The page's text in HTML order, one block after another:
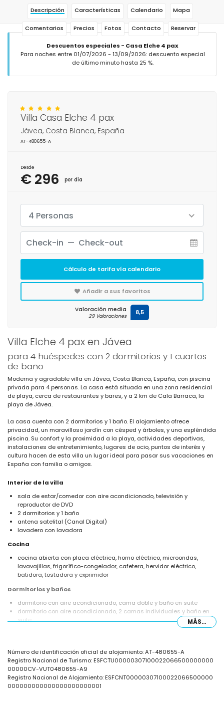
Descripción Características Calendario Mapa
Comentarios Precios Fotos Contacto Reservar
Descuentos especiales - Casa Elche 4 pax
Para noches entre 01/07/2026 - 13/09/2026: descuento especial
de último minuto hasta 25 %.
Villa Elche 4 pax en Jávea
para 4 huéspedes con 2 dormitorios y 1 cuartos
de baño
Moderna y agradable villa en Jávea, Costa Blanca, España, con piscina
privada para 4 personas. La casa está situada en una zona residencial
de playa, cerca de restaurantes y bares, y a 2 km de Cala Barraca, la
playa de Jávea.
La casa cuenta con 2 dormitorios y 1 baño. El alojamiento ofrece
privacidad, un maravilloso jardín con césped y árboles, y una espléndida
piscina. Su confort y la proximidad a la playa, actividades deportivas,
instalaciones de entretenimiento, lugares de ocio, puntos de interés y
cultura hacen de esta villa un lugar ideal para pasar sus vacaciones en
España con familia o amigos.
Interior de la villa
sala de estar/comedor con aire acondicionado, televisión y
reproductor de DVD
2 dormitorios y 1 baño
antena satelital (Canal Digital)
lavadero con lavadora
Cocina
cocina abierta con placa eléctrica, horno eléctrico, microondas,
lavavajillas, frigorífico-congelador, cafetera, hervidor eléctrico,
batidora, tostadora y exprimidor
Dormitorios y baños
dormitorio con aire acondicionado, cama doble y baño en suite
dormitorio con aire acondicionado, 2 camas individuales y baño en
suite
parcela vallada
piscina privada de 8m x 4m y 2m de profundidad
maravilloso jardín con césped, árboles y mobiliario de jardín con
tumbonas
2 terrazas, una de ellas cubierta
MÁS...
Número de identificación oficial de alojamiento: AT-480655-A
Registro Nacional de Turismo: ESFCTU00000307100022066500000000
00000CV-VUT0480655-A9
Registro Nacional de Alojamiento: ESFCNT00000307100022066500000
000000000000000000000001
Villa Casa Elche 4 pax
Jávea, Costa Blanca, España
AT-480655-A
Desde
€ 296 por día
4 Personas
Cálculo de tarifa vía calendario
Añadir a sus favoritos
Valoración media
29 Valoraciones 8,5